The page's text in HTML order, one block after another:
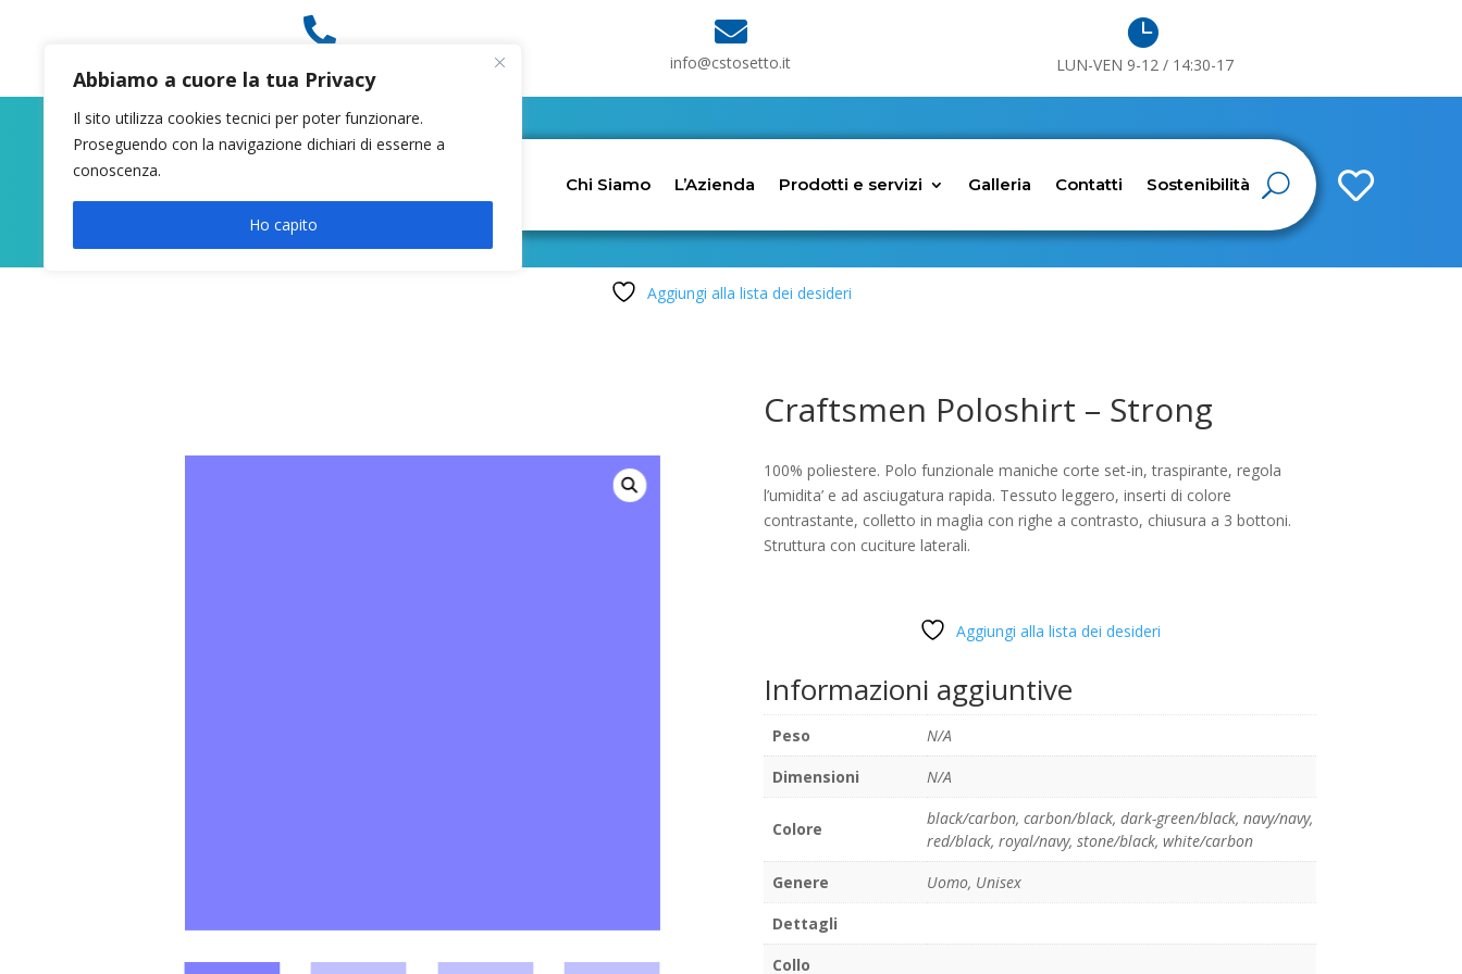
Abbiamo a cuore la tua Privacy
Il sito utilizza cookies tecnici per poter funzionare.
Proseguendo con la navigazione dichiari di esserne a
conoscenza.
Ho capito
 
info@cstosetto.it

LUN-VEN 9-12 / 14:30-17

Chi Siamo L’Azienda Prodotti e servizi Galleria Contatti Sostenibilità
Aggiungi alla lista dei desideri
Craftsmen Poloshirt – Strong
100% poliestere. Polo funzionale maniche corte set-in, traspirante, regola
l’umidita’ e ad asciugatura rapida. Tessuto leggero, inserti di colore
contrastante, colletto in maglia con righe a contrasto, chiusura a 3 bottoni.
Struttura con cuciture laterali.
Aggiungi alla lista dei desideri
Informazioni aggiuntive
Peso
N/A
Dimensioni
N/A
Colore
black/carbon, carbon/black, dark-green/black, navy/navy,
red/black, royal/navy, stone/black, white/carbon
Genere
Uomo, Unisex
Dettagli
Collo